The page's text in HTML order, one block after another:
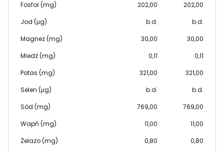
Fosfor (mg)
202,00
202,00
Jod (μg)
b.d.
b.d.
Magnez (mg)
30,00
30,00
Miedź (mg)
0,11
0,11
Potas (mg)
321,00
321,00
Selen (μg)
b.d.
b.d.
Sód (mg)
769,00
769,00
Wapń (mg)
11,00
11,00
Żelazo (mg)
0,80
0,80